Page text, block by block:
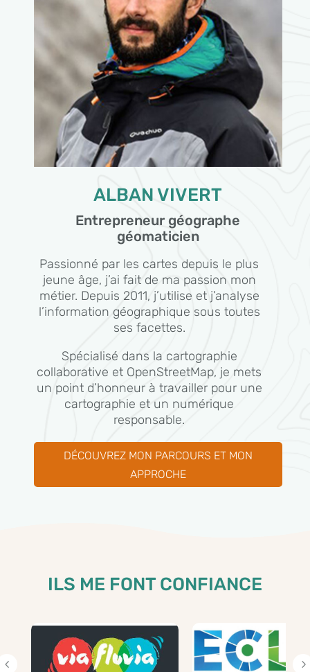
ALBAN VIVERT
Entrepreneur géographe
géomaticien
Passionné par les cartes depuis le plus
jeune âge, j’ai fait de ma passion mon
métier. Depuis 2011, j’utilise et j’analyse
l’information géographique sous toutes
ses facettes.
Spécialisé dans la cartographie
collaborative et OpenStreetMap, je mets
un point d’honneur à travailler pour une
cartographie et un numérique
responsable.
DÉCOUVREZ MON PARCOURS ET MON
APPROCHE
ILS ME FONT CONFIANCE